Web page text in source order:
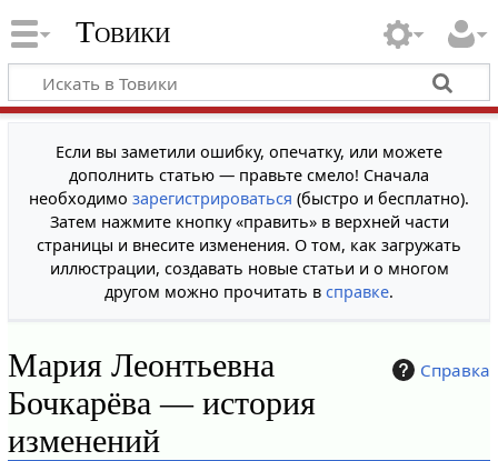
Товики
Если вы заметили ошибку, опечатку, или можете
дополнить статью — правьте смело! Сначала
необходимо зарегистрироваться (быстро и бесплатно).
Затем нажмите кнопку «править» в верхней части
страницы и внесите изменения. О том, как загружать
иллюстрации, создавать новые статьи и о многом
другом можно прочитать в справке.
Справка
Мария Леонтьевна
Бочкарёва — история
изменений